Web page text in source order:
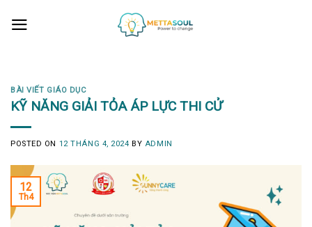
BÀI VIẾT GIÁO DỤC
KỸ NĂNG GIẢI TỎA ÁP LỰC THI CỬ
POSTED ON 12 THÁNG 4, 2024 BY ADMIN
12
Th4